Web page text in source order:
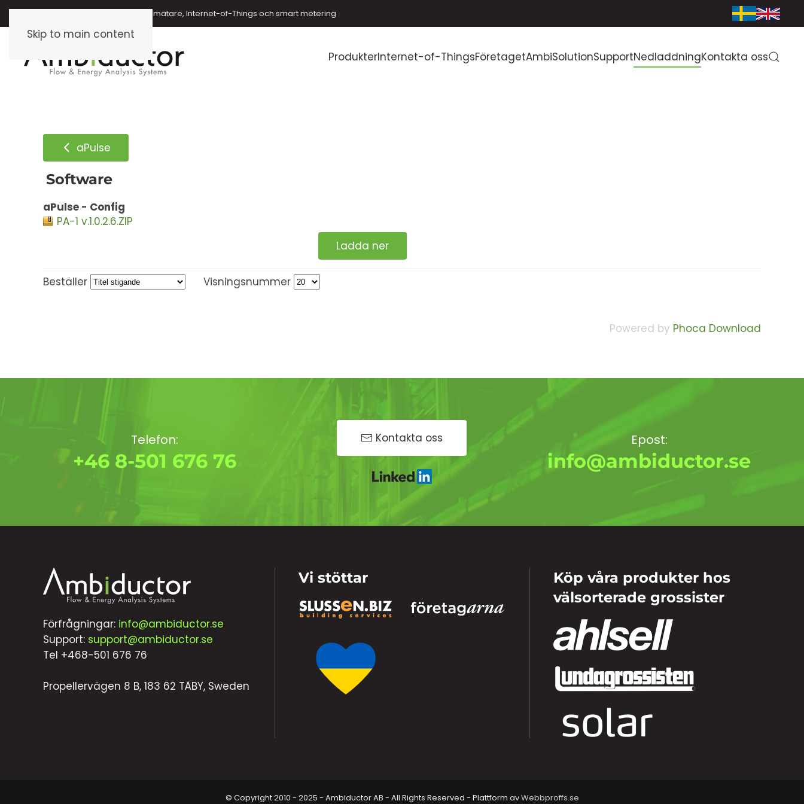
Skip to main content
Energimätare, vattenmätare, oljemätare, Internet-of-Things och smart metering
ProdukterInternet-of-ThingsFöretagetAmbiSolutionSupportNedladdningKontakta oss
aPulse
Software
aPulse - Config
PA-1 v.1.0.2.6.ZIP
Ladda ner
Beställer Visningsnummer
Powered by Phoca Download
Telefon:
+46 8-501 676 76
Kontakta oss Epost:
info@ambiductor.se
Förfrågningar: info@ambiductor.se
Support: support@ambiductor.se
Tel +468-501 676 76
Propellervägen 8 B, 183 62 TÄBY, Sweden
Vi stöttar
Köp våra produkter hos
välsorterade grossister
© Copyright 2010 - 2025 - Ambiductor AB - All Rights Reserved - Plattform avWebbproffs.se